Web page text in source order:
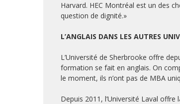
Harvard. HEC Montréal est un des
question de dignité.»
L’ANGLAIS DANS LES AUTRES
L’Université de Sherbrooke offre
formation se fait en anglais. On
le moment, ils n’ont pas de MBA
Depuis 2011, l’Université Laval